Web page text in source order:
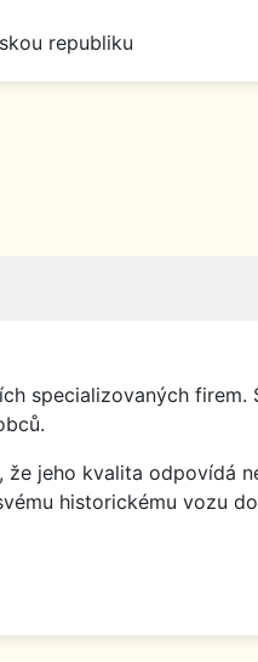
republiku
specializovaných firem.
jeho kvalita odpovídá
historickému vozu